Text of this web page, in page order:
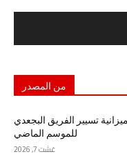
من المصدر
تسيير الفريق البجعدي
للموسم الماضي
غشت 7, 2026